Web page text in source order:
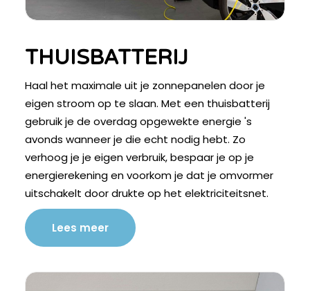
THUISBATTERIJ
Haal het maximale uit je zonnepanelen door je
eigen stroom op te slaan. Met een thuisbatterij
gebruik je de overdag opgewekte energie 's
avonds wanneer je die echt nodig hebt. Zo
verhoog je je eigen verbruik, bespaar je op je
energierekening en voorkom je dat je omvormer
uitschakelt door drukte op het elektriciteitsnet.
Lees meer